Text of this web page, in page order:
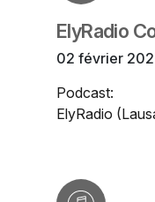
ElyRadio
02 février
Podcast:
ElyRadio